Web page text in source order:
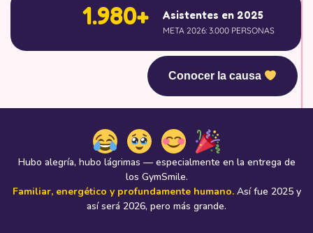
1.980+ Asistentes en 2025
META 2026: 3.000 PERSONAS
Conocer la causa
Hubo alegría, hubo lágrimas — especialmente en la entrega de
los GymSmile.
Familiar, energético y profundamente humano.Así fue 2025 y
así será 2026, pero más grande.